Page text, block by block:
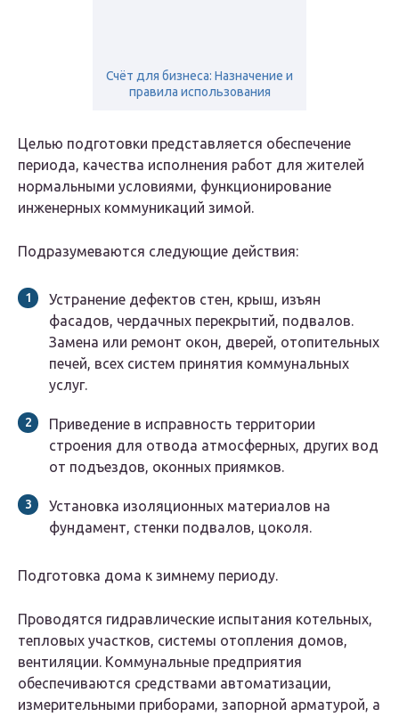
Счёт для бизнеса: Назначение и
правила использования
Целью подготовки представляется обеспечение
периода, качества исполнения работ для жителей
нормальными условиями, функционирование
инженерных коммуникаций зимой.
Подразумеваются следующие действия:
Устранение дефектов стен, крыш, изъян
фасадов, чердачных перекрытий, подвалов.
Замена или ремонт окон, дверей, отопительных
печей, всех систем принятия коммунальных
услуг.
Приведение в исправность территории
строения для отвода атмосферных, других вод
от подъездов, оконных приямков.
Установка изоляционных материалов на
фундамент, стенки подвалов, цоколя.
Подготовка дома к зимнему периоду.
Проводятся гидравлические испытания котельных,
тепловых участков, системы отопления домов,
вентиляции. Коммунальные предприятия
обеспечиваются средствами автоматизации,
измерительными приборами, запорной арматурой, а